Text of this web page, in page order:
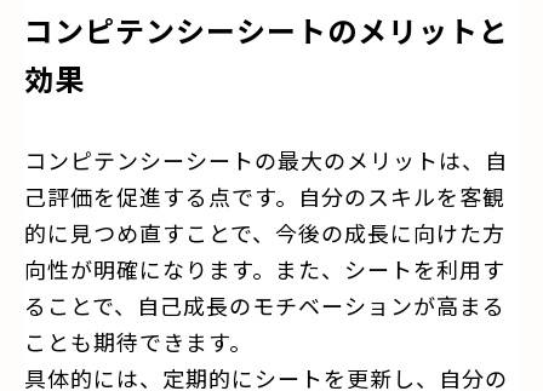
コンピテンシーシートのメリットと
効果
コンピテンシーシートの最大のメリットは、自
己評価を促進する点です。自分のスキルを客観
的に見つめ直すことで、今後の成長に向けた方
向性が明確になります。また、シートを利用す
ることで、自己成長のモチベーションが高まる
ことも期待できます。
具体的には、定期的にシートを更新し、自分の